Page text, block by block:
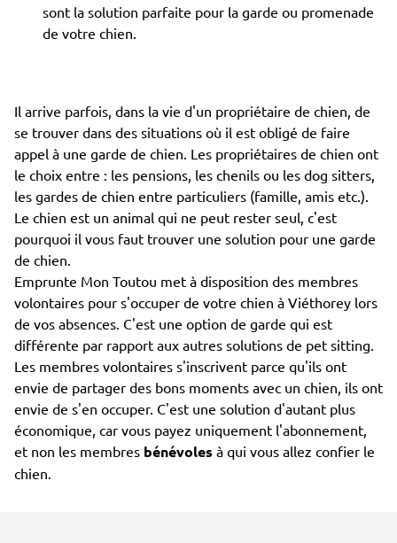
sont la solution parfaite pour la garde ou promenade
de votre chien.
Il arrive parfois, dans la vie d'un propriétaire de chien, de
se trouver dans des situations où il est obligé de faire
appel à une garde de chien. Les propriétaires de chien ont
le choix entre : les pensions, les chenils ou les dog sitters,
les gardes de chien entre particuliers (famille, amis etc.).
Le chien est un animal qui ne peut rester seul, c'est
pourquoi il vous faut trouver une solution pour une garde
de chien.
Emprunte Mon Toutou met à disposition des membres
volontaires pour s'occuper de votre chien à Viéthorey lors
de vos absences. C'est une option de garde qui est
différente par rapport aux autres solutions de pet sitting.
Les membres volontaires s'inscrivent parce qu'ils ont
envie de partager des bons moments avec un chien, ils ont
envie de s'en occuper. C'est une solution d'autant plus
économique, car vous payez uniquement l'abonnement,
et non les membres bénévoles à qui vous allez confier le
chien.